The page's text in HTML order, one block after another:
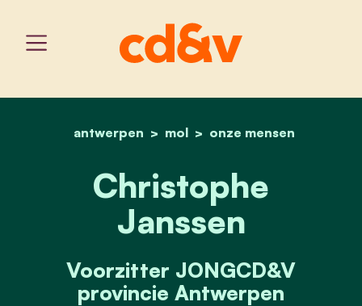
home
antwerpen mol onze mensen
christophe janssen
Christophe
Janssen
Voorzitter JONGCD&V
provincie Antwerpen